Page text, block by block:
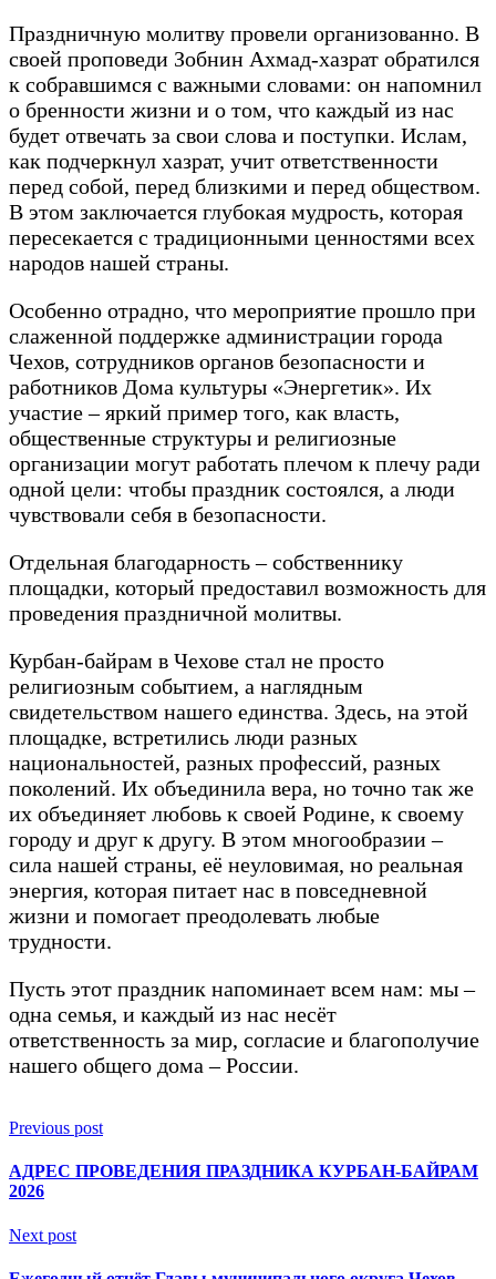
Праздничную молитву провели организованно. В
своей проповеди Зобнин Ахмад-хазрат обратился
к собравшимся с важными словами: он напомнил
о бренности жизни и о том, что каждый из нас
будет отвечать за свои слова и поступки. Ислам,
как подчеркнул хазрат, учит ответственности
перед собой, перед близкими и перед обществом.
В этом заключается глубокая мудрость, которая
пересекается с традиционными ценностями всех
народов нашей страны.
Особенно отрадно, что мероприятие прошло при
слаженной поддержке администрации города
Чехов, сотрудников органов безопасности и
работников Дома культуры «Энергетик». Их
участие – яркий пример того, как власть,
общественные структуры и религиозные
организации могут работать плечом к плечу ради
одной цели: чтобы праздник состоялся, а люди
чувствовали себя в безопасности.
Отдельная благодарность – собственнику
площадки, который предоставил возможность для
проведения праздничной молитвы.
Курбан-байрам в Чехове стал не просто
религиозным событием, а наглядным
свидетельством нашего единства. Здесь, на этой
площадке, встретились люди разных
национальностей, разных профессий, разных
поколений. Их объединила вера, но точно так же
их объединяет любовь к своей Родине, к своему
городу и друг к другу. В этом многообразии –
сила нашей страны, её неуловимая, но реальная
энергия, которая питает нас в повседневной
жизни и помогает преодолевать любые
трудности.
Пусть этот праздник напоминает всем нам: мы –
одна семья, и каждый из нас несёт
ответственность за мир, согласие и благополучие
нашего общего дома – России.
Previous post
АДРЕС ПРОВЕДЕНИЯ ПРАЗДНИКА КУРБАН-БАЙРАМ
2026
Next post